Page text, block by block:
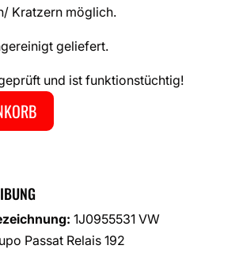
Kratzern möglich.
geliefert.
und ist funktionstüchtig!
1J0955531 VW
Passat Relais 192